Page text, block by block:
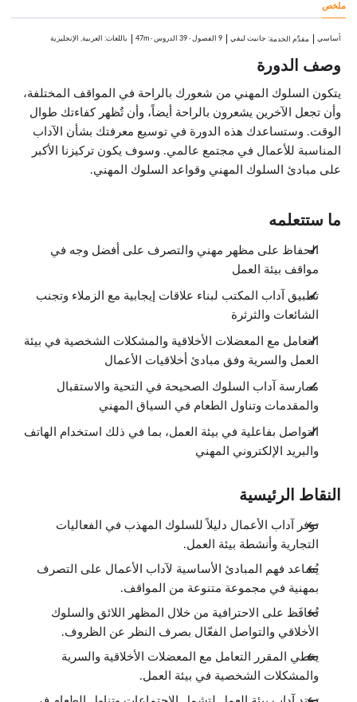
نظرة عامة
0:20
نظرة عامة عن أخلاقيات العمل
2:16
التعامل مع المعضلات الأخلاقية
2:00
المسائل الشخصية في مكان العمل
1:45
السرية
4:19
خلاصة الفصل
0:29
اجتماعات العمل
الاجتماعات والترحيب
ما يجب فعله وما لا يجب فعله في الاجتماعات
1:53
خلاصة الفصل
0:22
التواصل في مكان العمل
نظرة عامة
المقدمات
1:09
1:53
0:14
نظرة عامة
آداب استخدام الهاتف
خلاصة الفصل
0:16
الرسائل الالكترونية الاحترافية
خلاصة الفصل
0:13
ملخص
أساسي مقدِّم الخدمة: جانيت ليفي 9 الفصول · 39 الدروس ·
47m باللغات: العربية, الإنجليزية
وصف الدورة
يتكون السلوك المهني من شعورك بالراحة في المواقف المختلفة،
وأن تجعل الآخرين يشعرون بالراحة أيضاً، وأن تٌظهر كفاءتك طوال
الوقت. وستساعدك هذه الدورة في توسيع معرفتك بشأن الآداب
المناسبة للأعمال في مجتمع عالمي. وسوف يكون تركيزنا الأكبر
على مبادئ السلوك المهني وقواعد السلوك المهني.
ما ستتعلمه
الحفاظ على مظهر مهني والتصرف على أفضل وجه في
مواقف بيئة العمل
تطبيق آداب المكتب لبناء علاقات إيجابية مع الزملاء وتجنب
الشائعات والثرثرة
التعامل مع المعضلات الأخلاقية والمشكلات الشخصية في بيئة
العمل والسرية وفق مبادئ أخلاقيات الأعمال
ممارسة آداب السلوك الصحيحة في التحية والاستقبال
والمقدمات وتناول الطعام في السياق المهني
التواصل بفاعلية في بيئة العمل، بما في ذلك استخدام الهاتف
والبريد الإلكتروني المهني
النقاط الرئيسية
توفر آداب الأعمال دليلاً للسلوك المهذب في الفعاليات
التجارية وأنشطة بيئة العمل.
يُساعد فهم المبادئ الأساسية لآداب الأعمال على التصرف
بمهنية في مجموعة متنوعة من المواقف.
تُحافَظ على الاحترافية من خلال المظهر اللائق والسلوك
الأخلاقي والتواصل الفعّال بصرف النظر عن الظروف.
يغطي المقرر التعامل مع المعضلات الأخلاقية والسرية
والمشكلات الشخصية في بيئة العمل.